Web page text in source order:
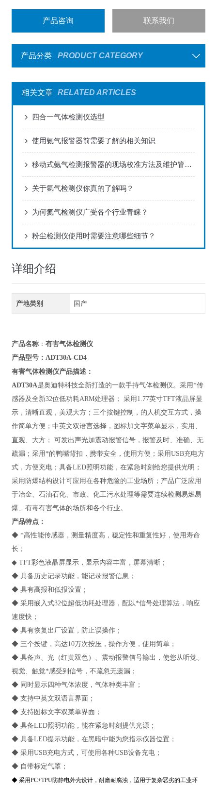
产品咨询 联系我们
产品分类 PRODUCT CATEGORY
相关文章 RELATED ARTICLES
四合一气体检测仪选型
使用氨气报警器前需要了解的相关知识
移动式氨气检测报警器的现场校准方法及维护管理研究
关于氩气检测仪你真的了解吗？
为何氮气检测仪广受各个行业青睐？
粉尘检测仪使用时需要注意哪些细节？
详细介绍
产地类别 国产
产品名称： 有害气体检测仪
产品型号：ADT30A-CD4
有害气体检测仪产品描述：
ADT30A是奥迪特科技全新打造的一款手持气体检测仪。采用*传
感器及全新32位低功耗ARM处理器； 采用1.77英寸TFT液晶屏显
示，清晰直观，美观大方；三个按键控制，的人机交互方式，操
作简单方便；中英文双语言选择，图标加文字菜单显示，实用、
直观、大方；
可发出声光加震动报警信号，报警及时、准确、无
疏漏；采用*的鸭嘴背扣，携带安全，使用方便；采用USB充电方
式，方便充电；具备LED照明功能，在紧急时刻给您提供光明；
采用防爆结构设计可应用在各种危险的工业场所；产品广泛应用
于冶金、石油石化、市政、化工污水处理等需要连续检测易燃易
爆、有毒有害气体的场所和各个行业。
产品特点：
◆ *高性能传感器，测量精度高，稳定性和重复性好，使用寿命
长；
◆ TFT彩色液晶屏显示，显示内容丰富，屏幕清晰；
◆ 具备历史记录功能，能记录报警信息；
◆ 具有高报和低报设置；
◆ 采用嵌入式32位超低功耗处理器，配以*信号处理算法，响应
速度快；
◆ 具有恢复出厂设置，防止误操作；
◆ 三个按键，高达10万次按压，操作方便，使用简单；
◆ 具备声、光（红黄双色）、震动报警信号输出，使您从听觉、
视觉、触觉*感受到信号，不疏忽无遗漏；
◆ 同时显示四种气体浓度，气体种类丰富；
◆ 支持中英文双语言界面；
◆ 支持图标文字双菜单界面；
◆ 具备LED照明功能，能在紧急时刻提供光源；
◆ 具备LED提示功能，在黑暗中能为您指示仪器位置；
◆ 采用USB充电方式，可使用各种USB设备充电；
◆ 自带标定气罩；
◆ 采用PC+TPU防静电外壳设计，耐磨耐腐浊，适用于复杂恶劣的工业环